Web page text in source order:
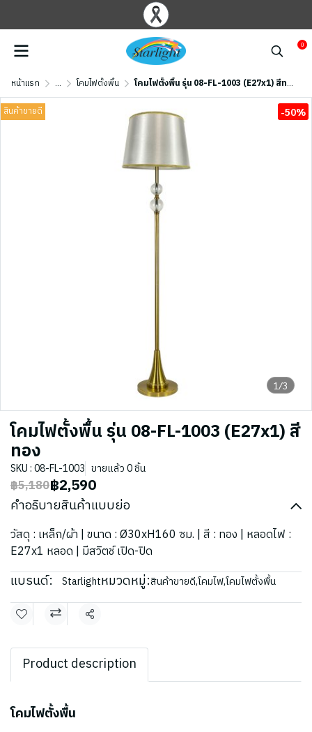
0
หน้าแรก ... โคมไฟตั้งพื้น โคมไฟตั้งพื้น รุ่น 08-FL-1003 (E27x1) สีทอง
1/3
สินค้าขายดี -50%
โคมไฟตั้งพื้น รุ่น 08-FL-1003 (E27x1) สี
ทอง
SKU : 08-FL-1003 ขายแล้ว 0 ชิ้น
฿5,180฿2,590
คำอธิบายสินค้าแบบย่อ
วัสดุ : เหล็ก/ผ้า | ขนาด : Ø30xH160 ซม. | สี : ทอง | หลอดไฟ :
E27x1 หลอด | มีสวิตช์ เปิด-ปิด
แบรนด์: Starlightหมวดหมู่:สินค้าขายดี,โคมไฟ,โคมไฟตั้งพื้น
แชร์
Product description
โคมไฟตั้งพื้น